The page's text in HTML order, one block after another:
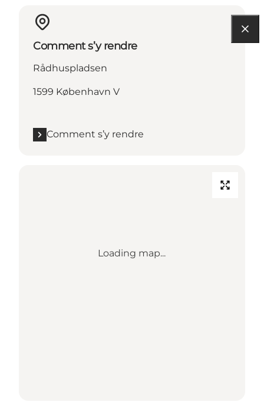
Comment s’y rendre
Rådhuspladsen
1599 København V
Comment s’y rendre
Loading map...